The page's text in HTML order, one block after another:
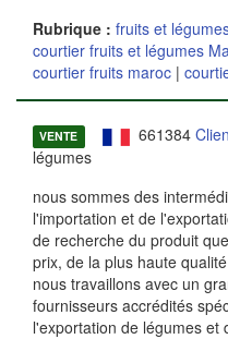
Rubrique : fruits et
courtier fruits et légumes
courtier fruits maroc |
VENTE 661384
légumes
nous sommes des
l'importation et de
de recherche du produit
prix, de la plus haute
nous travaillons avec un
fournisseurs accrédités
l'exportation de légumes et